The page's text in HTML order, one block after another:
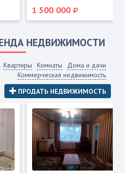
1 500 000
НЕДВИЖИМОСТИ
Квартиры Комнаты
Дома и дачи
Коммерческая недвижимость
ПРОДАТЬ НЕДВИЖИМОСТЬ